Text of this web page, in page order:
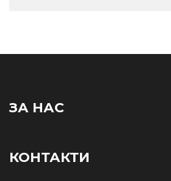
ЗА НАС
КОНТАКТИ